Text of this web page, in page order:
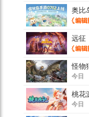
奥比
远征
怪物
今日
桃花
今日